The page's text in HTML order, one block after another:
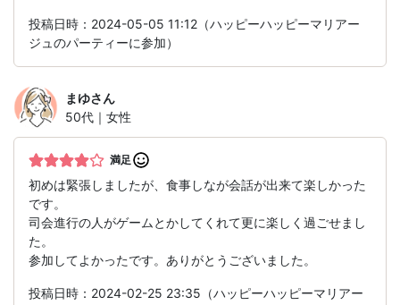
投稿日時：2024-05-05 11:12（ハッピーハッピーマリアー
ジュのパーティーに参加）
まゆさん
50代｜女性
満足
初めは緊張しましたが、食事しなが会話が出来て楽しかった
です。
司会進行の人がゲームとかしてくれて更に楽しく過ごせまし
た。
参加してよかったです。ありがとうございました。
投稿日時：2024-02-25 23:35（ハッピーハッピーマリアー